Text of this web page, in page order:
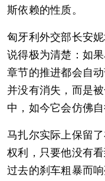
斯依赖的性质。
匈牙利外交部长安
说得极为清楚：如
章节的推进都会自
并没有消失，而是
中，如今它会仿佛
马扎尔实际上保留
权利，只要他没有
过去的刹车粗暴而